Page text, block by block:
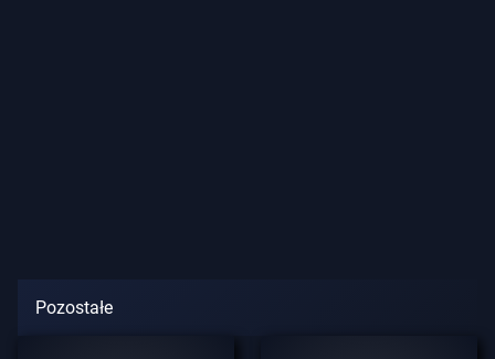
Pozostałe